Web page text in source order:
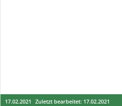
17.02.2021 Zuletzt bearbeitet: 17.02.2021